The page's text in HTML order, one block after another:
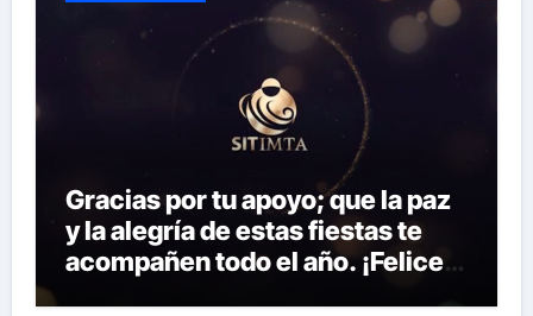
Gracias por tu apoyo; que la paz
y la alegría de estas fiestas te
acompañen todo el año. ¡Felices